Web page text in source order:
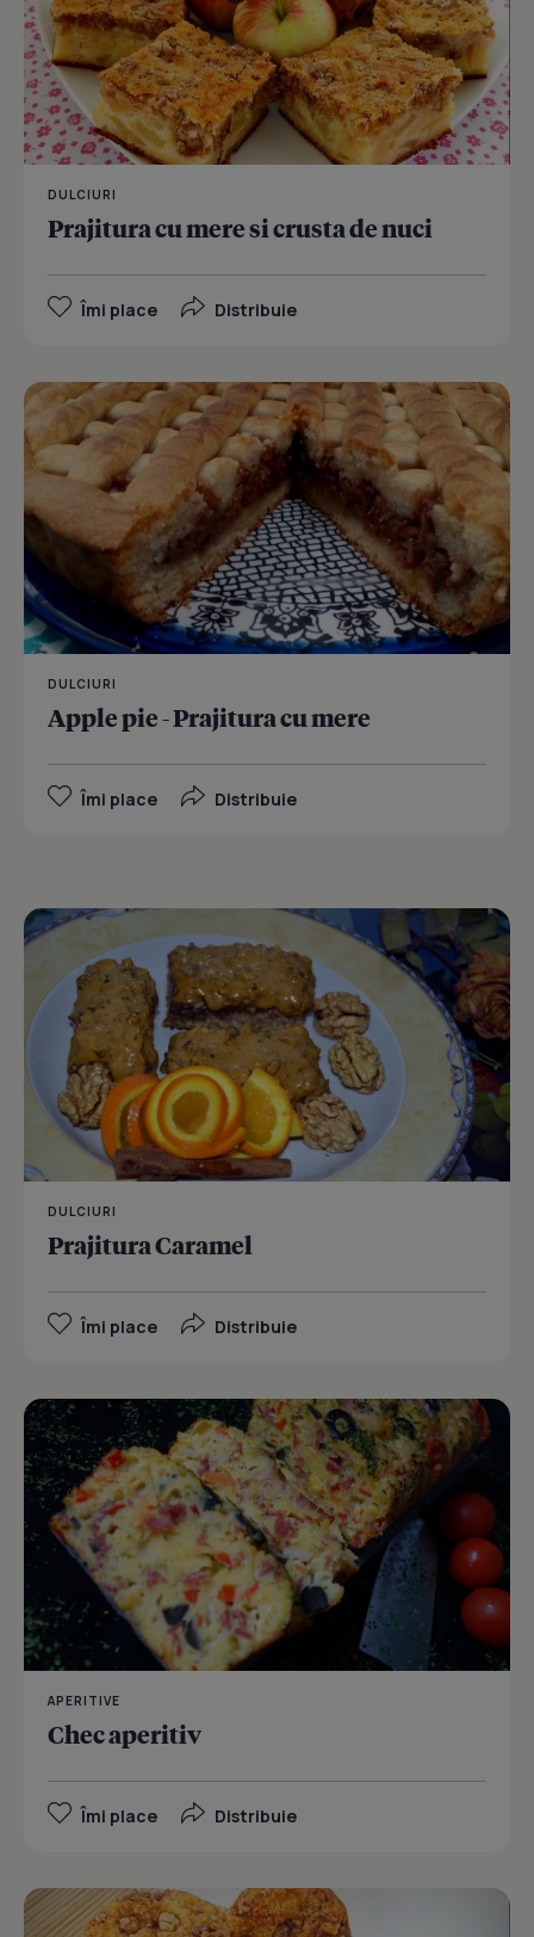
DULCIURI
Prajitura cu mere si crusta de nuci
Îmi place Distribuie
DULCIURI
Apple pie - Prajitura cu mere
Îmi place Distribuie
DULCIURI
Prajitura Caramel
Îmi place Distribuie
APERITIVE
Chec aperitiv
Îmi place Distribuie